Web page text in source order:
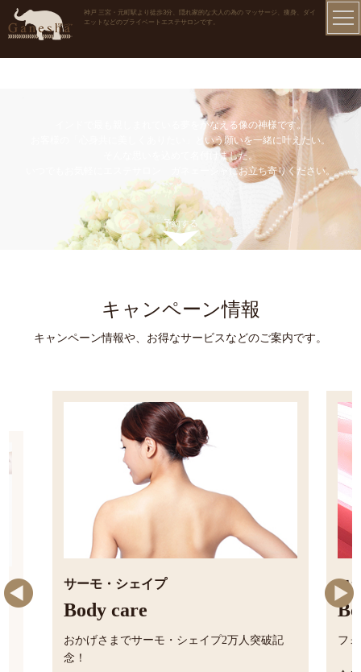
神戸 三宮・元町駅より徒歩3分、隠れ家的な大人の為の マッサージ、痩身、ダイ
エットなどのプライベートエステサロンです。
インドで最も親しまれている夢をかなえる像の神様です。
お客様の「心身共に美しくありたい」という願いを一緒に叶えたい。
そんな思いを込めて名付けました。
いつでもお気軽にエステサロン ガネェーシャにお立ち寄りください。
予約する
キャンペーン情報
キャンペーン情報や、お得なサービスなどのご案内です。
コラーゲンマシン
Body care
フォトフェイシャルの全身版！